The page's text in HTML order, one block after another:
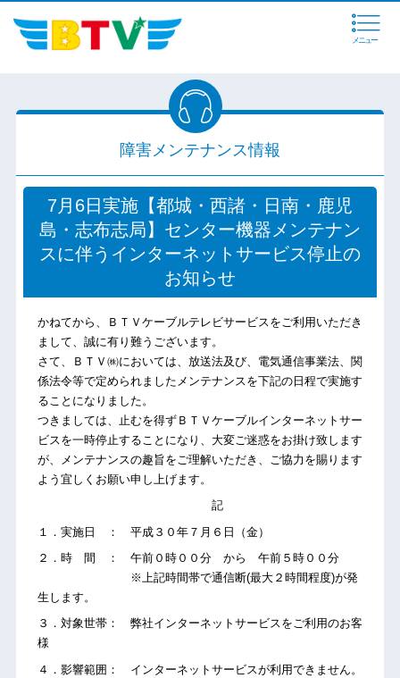
メニュー
障害メンテナンス情報
7月6日実施【都城・西諸・日南・鹿児
島・志布志局】センター機器メンテナン
スに伴うインターネットサービス停止の
お知らせ
かねてから、ＢＴＶケーブルテレビサービスをご利用いただき
まして、誠に有り難うございます。
さて、ＢＴＶ㈱においては、放送法及び、電気通信事業法、関
係法令等で定められましたメンテナンスを下記の日程で実施す
ることになりました。
つきましては、止むを得ずＢＴＶケーブルインターネットサー
ビスを一時停止することになり、大変ご迷惑をお掛け致します
が、メンテナンスの趣旨をご理解いただき、ご協力を賜ります
よう宜しくお願い申し上げます。
記
１．実施日 ： 平成３０年７月６日（金）
２．時 間 ： 午前０時００分 から 午前５時００分
※上記時間帯で通信断(最大２時間程度)が発
生します。
３．対象世帯： 弊社インターネットサービスをご利用のお客
様
４．影響範囲： インターネットサービスが利用できません。